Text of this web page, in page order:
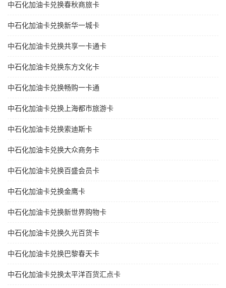
中石化加油卡兑换春秋商旅卡
中石化加油卡兑换新华一城卡
中石化加油卡兑换共享一卡通卡
中石化加油卡兑换东方文化卡
中石化加油卡兑换畅购一卡通
中石化加油卡兑换上海都市旅游卡
中石化加油卡兑换索迪斯卡
中石化加油卡兑换大众商务卡
中石化加油卡兑换百盛会员卡
中石化加油卡兑换金鹰卡
中石化加油卡兑换新世界购物卡
中石化加油卡兑换久光百货卡
中石化加油卡兑换巴黎春天卡
中石化加油卡兑换太平洋百货汇点卡